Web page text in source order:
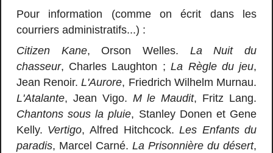
Pour information (comme on écrit dans les
courriers administratifs...) :
Citizen Kane, Orson Welles. La Nuit du
chasseur, Charles Laughton ;La Règle du jeu,
Jean Renoir.L'Aurore, Friedrich Wilhelm Murnau.
L'Atalante, Jean Vigo. M le Maudit, Fritz Lang.
Chantons sous la pluie, Stanley Donen et Gene
Kelly. Vertigo, Alfred Hitchcock.Les Enfants du
paradis, Marcel Carné. La Prisonnière du désert,